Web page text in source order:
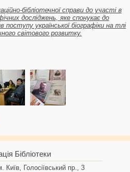
бібліотечної справи до участі в
досліджень, яке спонукає до
української біографіки на тлі
світового розвитку.
Бібліотеки
Київ, Голосіївський пр., 3